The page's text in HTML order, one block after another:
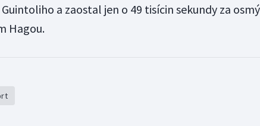
a zaostal jen o 49 tisícin sekundy za
Hagou.